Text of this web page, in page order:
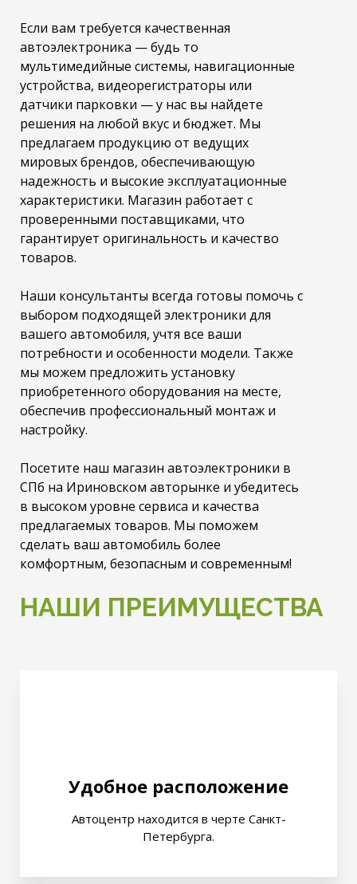
Если вам требуется качественная
автоэлектроника — будь то
мультимедийные системы, навигационные
устройства, видеорегистраторы или
датчики парковки — у нас вы найдете
решения на любой вкус и бюджет. Мы
предлагаем продукцию от ведущих
мировых брендов, обеспечивающую
надежность и высокие эксплуатационные
характеристики. Магазин работает с
проверенными поставщиками, что
гарантирует оригинальность и качество
товаров.
Наши консультанты всегда готовы помочь с
выбором подходящей электроники для
вашего автомобиля, учтя все ваши
потребности и особенности модели. Также
мы можем предложить установку
приобретенного оборудования на месте,
обеспечив профессиональный монтаж и
настройку.
Посетите наш магазин автоэлектроники в
СПб на Ириновском авторынке и убедитесь
в высоком уровне сервиса и качества
предлагаемых товаров. Мы поможем
сделать ваш автомобиль более
комфортным, безопасным и современным!
НАШИ ПРЕИМУЩЕСТВА
Удобное расположение
Автоцентр находится в черте Санкт-
Петербурга.